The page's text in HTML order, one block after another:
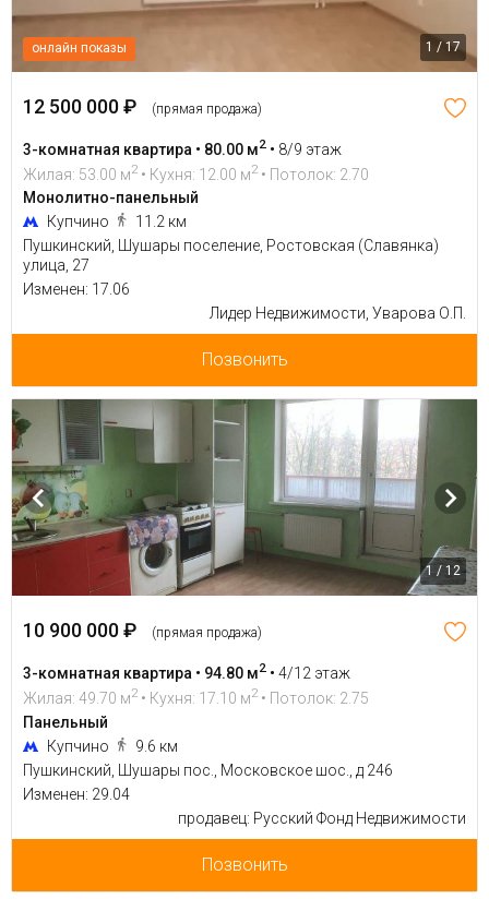
онлайн показы 1 / 17
12 500 000 ₽ (прямая продажа)
3-комнатная квартира • 80.00 м2 • 8/9 этаж
Жилая: 53.00 м2 • Кухня: 12.00 м2 • Потолок: 2.70
Монолитно-панельный
Купчино
11.2 км
Пушкинский, Шушары поселение, Ростовская (Славянка)
улица, 27
Изменен: 17.06
Лидер Недвижимости, Уварова О.П.
Позвонить
1 / 12
10 900 000 ₽ (прямая продажа)
3-комнатная квартира • 94.80 м2 • 4/12 этаж
Жилая: 49.70 м2 • Кухня: 17.10 м2 • Потолок: 2.75
Панельный
Купчино
9.6 км
Пушкинский, Шушары пос., Московское шос., д 246
Изменен: 29.04
продавец: Русский Фонд Недвижимости
Позвонить